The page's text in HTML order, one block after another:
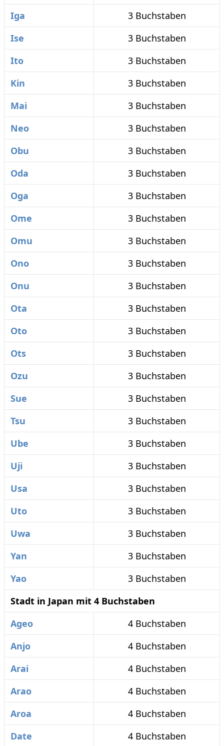
Iga
3 Buchstaben
Ise
3 Buchstaben
Ito
3 Buchstaben
Kin
3 Buchstaben
Mai
3 Buchstaben
Neo
3 Buchstaben
Obu
3 Buchstaben
Oda
3 Buchstaben
Oga
3 Buchstaben
Ome
3 Buchstaben
Omu
3 Buchstaben
Ono
3 Buchstaben
Onu
3 Buchstaben
Ota
3 Buchstaben
Oto
3 Buchstaben
Ots
3 Buchstaben
Ozu
3 Buchstaben
Sue
3 Buchstaben
Tsu
3 Buchstaben
Ube
3 Buchstaben
Uji
3 Buchstaben
Usa
3 Buchstaben
Uto
3 Buchstaben
Uwa
3 Buchstaben
Yan
3 Buchstaben
Yao
3 Buchstaben
Stadt in Japan mit 4 Buchstaben
Ageo
4 Buchstaben
Anjo
4 Buchstaben
Arai
4 Buchstaben
Arao
4 Buchstaben
Aroa
4 Buchstaben
Date
4 Buchstaben